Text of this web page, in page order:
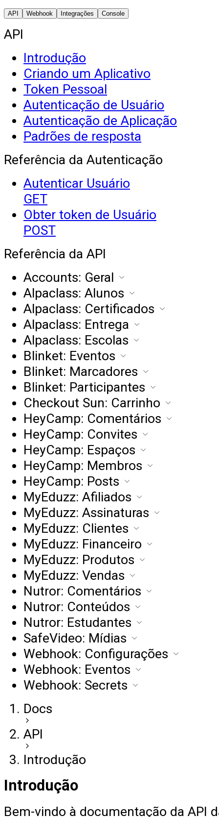
API Webhook Integrações Console
API
Introdução
Criando um Aplicativo
Token Pessoal
Autenticação de Usuário
Autenticação de Aplicação
Padrões de resposta
Referência da Autenticação
Autenticar Usuário
GET
Obter token de Usuário
POST
Referência da API
Accounts: Geral
Alpaclass: Alunos
Alpaclass: Certificados
Alpaclass: Entrega
Alpaclass: Escolas
Blinket: Eventos
Blinket: Marcadores
Blinket: Participantes
Checkout Sun: Carrinho
HeyCamp: Comentários
HeyCamp: Convites
HeyCamp: Espaços
HeyCamp: Membros
HeyCamp: Posts
MyEduzz: Afiliados
MyEduzz: Assinaturas
MyEduzz: Clientes
MyEduzz: Financeiro
MyEduzz: Produtos
MyEduzz: Vendas
Nutror: Comentários
Nutror: Conteúdos
Nutror: Estudantes
SafeVideo: Mídias
Webhook: Configurações
Webhook: Eventos
Webhook: Secrets
Docs
API
Introdução
Introdução
Bem-vindo à documentação da API